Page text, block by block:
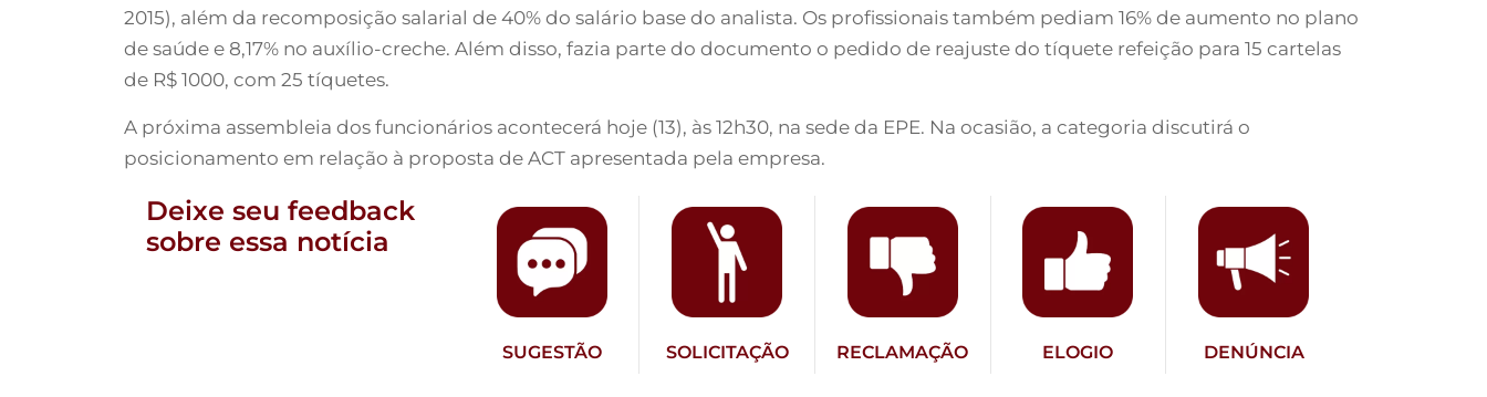
2015), além da recomposição salarial de 40% do salário base do analista. Os profissionais também pediam 16% de aumento no plano
de saúde e 8,17% no auxílio-creche. Além disso, fazia parte do documento o pedido de reajuste do tíquete refeição para 15 cartelas
de R$ 1000, com 25 tíquetes.
A próxima assembleia dos funcionários acontecerá hoje (13), às 12h30, na sede da EPE. Na ocasião, a categoria discutirá o
posicionamento em relação à proposta de ACT apresentada pela empresa.
Deixe seu feedback
sobre essa notícia
SUGESTÃO SOLICITAÇÃO RECLAMAÇÃO ELOGIO DENÚNCIA